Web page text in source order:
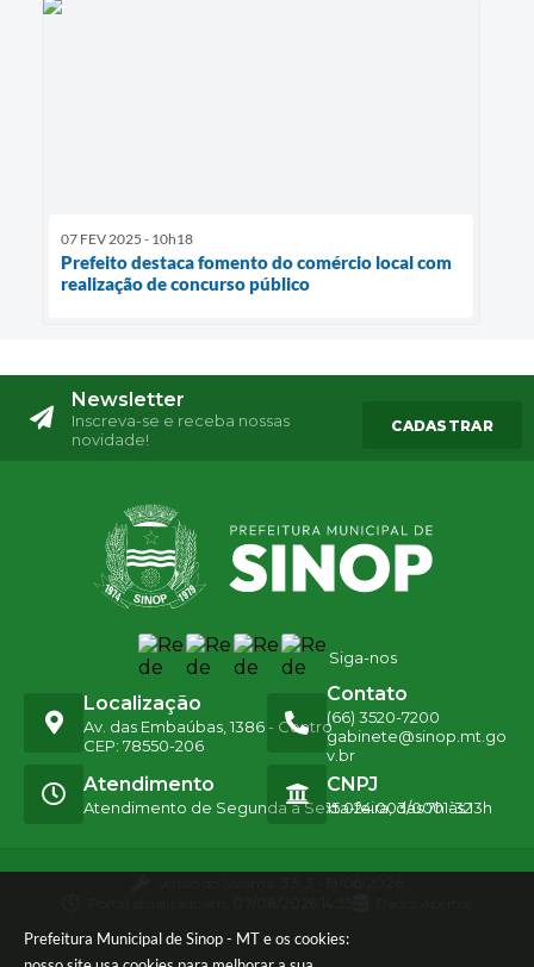
Prefeitura Municipal de Sinop - MT e os cookies:
07 FEV 2025 - 10h18
Prefeito destaca fomento do comércio local com
realização de concurso público
Newsletter
Inscreva-se e receba nossas
novidade!
CADASTRAR
Siga-nos
Localização
Av. das Embaúbas, 1386 - Centro
CEP: 78550-206
Contato
(66) 3520-7200
gabinete@sinop.mt.go
v.br
Atendimento
Atendimento de Segunda a Sexta-feira, das 7h às 13h
CNPJ
15.024.003/0001-32